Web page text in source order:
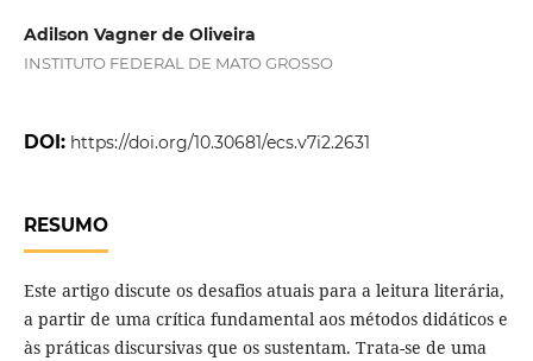
Adilson Vagner de Oliveira
INSTITUTO FEDERAL DE MATO GROSSO
DOI: https://doi.org/10.30681/ecs.v7i2.2631
RESUMO
Este artigo discute os desafios atuais para a leitura literária,
a partir de uma crítica fundamental aos métodos didáticos e
às práticas discursivas que os sustentam. Trata-se de uma